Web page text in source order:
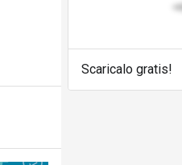
Scaricalo gratis!